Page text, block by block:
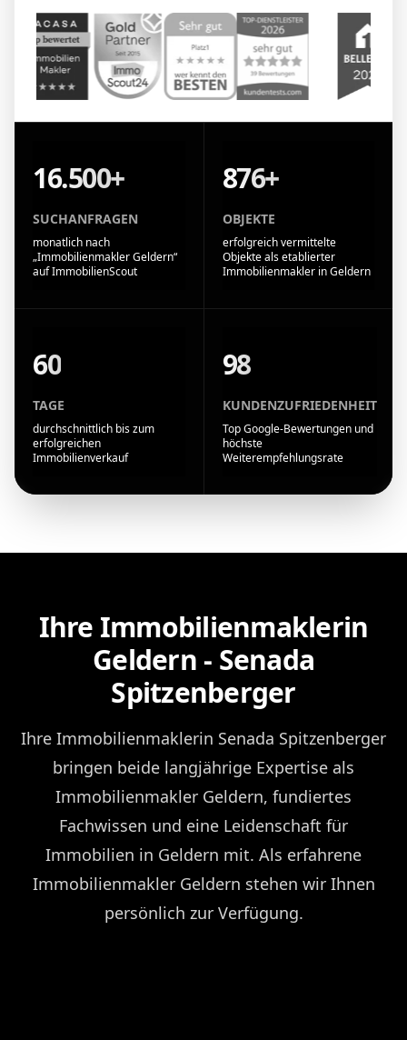
16.500+
SUCHANFRAGEN
monatlich nach
„Immobilienmakler Geldern“
auf ImmobilienScout
876+
OBJEKTE
erfolgreich vermittelte
Objekte als etablierter
Immobilienmakler in Geldern
60
TAGE
durchschnittlich bis zum
erfolgreichen
Immobilienverkauf
98
KUNDENZUFRIEDENHEIT
Top Google-Bewertungen und
höchste
Weiterempfehlungsrate
Ihre Immobilienmaklerin
Geldern - Senada
Spitzenberger
Ihre Immobilienmaklerin Senada Spitzenberger
bringen beide langjährige Expertise als
Immobilienmakler Geldern, fundiertes
Fachwissen und eine Leidenschaft für
Immobilien in Geldern mit. Als erfahrene
Immobilienmakler Geldern stehen wir Ihnen
persönlich zur Verfügung.